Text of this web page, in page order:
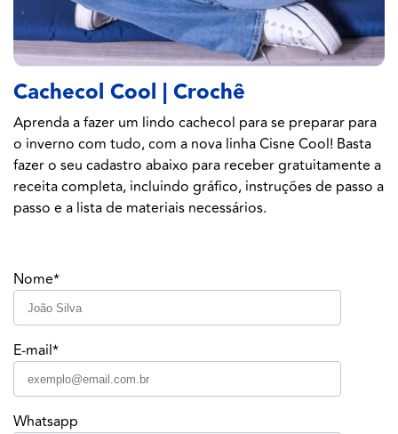
Cachecol Cool | Crochê
Aprenda a fazer um lindo cachecol para se preparar para
o inverno com tudo, com a nova linha Cisne Cool! Basta
fazer o seu cadastro abaixo para receber gratuitamente a
receita completa, incluindo gráfico, instruções de passo a
passo e a lista de materiais necessários.
Nome*
E-mail*
Whatsapp